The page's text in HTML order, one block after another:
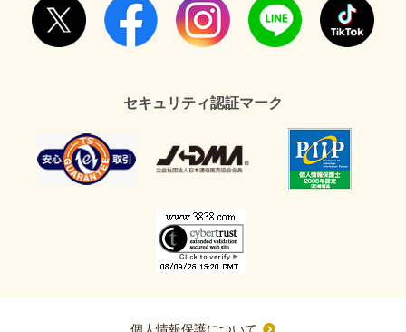
セキュリティ認証マーク
個人情報保護について